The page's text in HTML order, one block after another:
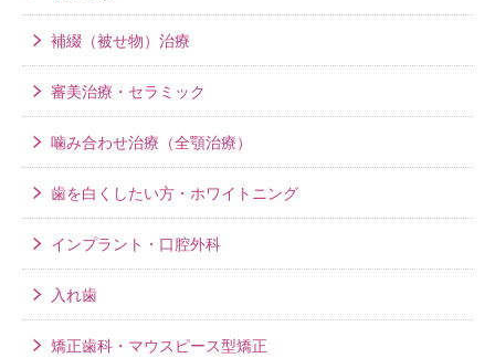
補綴（被せ物）治療
審美治療・セラミック
噛み合わせ治療（全顎治療）
歯を白くしたい方・ホワイトニング
インプラント・口腔外科
入れ歯
矯正歯科・マウスピース型矯正